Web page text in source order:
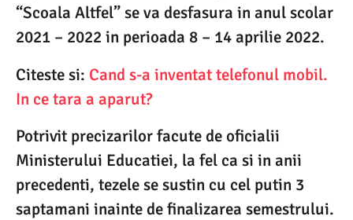
“Scoala Altfel” se va desfasura in anul scolar
2021 – 2022 in perioada 8 – 14 aprilie 2022.
Citeste si: Cand s-a inventat telefonul mobil.
In ce tara a aparut?
Potrivit precizarilor facute de oficialii
Ministerului Educatiei, la fel ca si in anii
precedenti, tezele se sustin cu cel putin 3
saptamani inainte de finalizarea semestrului.